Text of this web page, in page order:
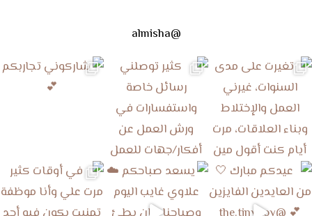
@almisha
رسائل خاصة واستشاركوني تجاربكم 💕
في أوقات كثير مرت علي وأنا م